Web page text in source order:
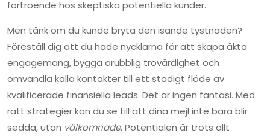
förtroende hos skeptiska potentiella kunder.
Men tänk om du kunde bryta den isande tystnaden?
Föreställ dig att du hade nycklarna för att skapa äkta
engagemang, bygga orubblig trovärdighet och
omvandla kalla kontakter till ett stadigt flöde av
kvalificerade finansiella leads. Det är ingen fantasi. Med
rätt strategier kan du se till att dina mejl inte bara blir
sedda, utan välkomnade. Potentialen är trots allt